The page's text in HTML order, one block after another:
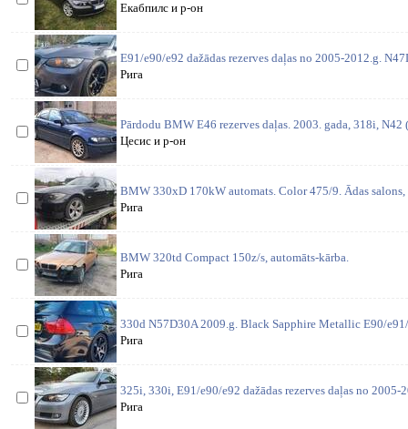
Екабпилс и р-он
E91/e90/e92 dažādas rezerves daļas no 2005-2012.g.
Рига
Pārdodu BMW E46 rezerves daļas. 2003. gada, 318i, N42
Цесис и р-он
BMW 330xD 170kW automats. Color 475/9. Ādas
Рига
BMW 320td Compact 150z/s, automāts-kārba.
Рига
330d N57D30A 2009.g. Black Sapphire Metallic E90/e91/
Рига
325i, 330i, E91/e90/e92 dažādas rezerves daļas no 2005-
Рига